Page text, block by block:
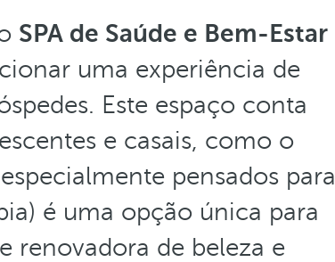
SPA de Saúde e Bem-Estar
uma experiência de
Este espaço conta
e casais, como o
pensados para
é uma opção única para
renovadora de beleza e